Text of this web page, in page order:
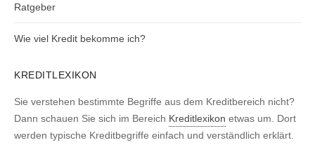
Ratgeber
Wie viel Kredit bekomme ich?
KREDITLEXIKON
Sie verstehen bestimmte Begriffe aus dem Kreditbereich nicht?
Dann schauen Sie sich im Bereich Kreditlexikon etwas um. Dort
werden typische Kreditbegriffe einfach und verständlich erklärt.